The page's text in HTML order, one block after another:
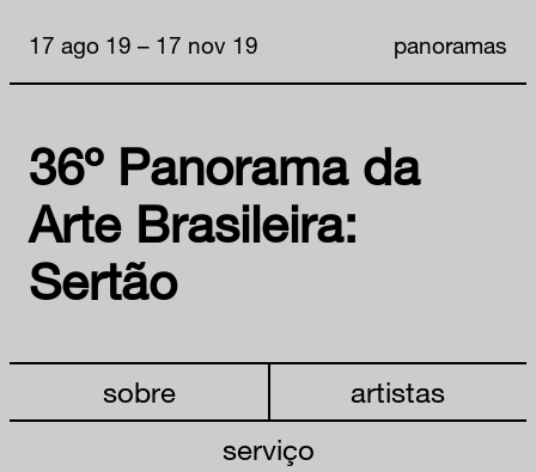
36º Panorama da
Arte Brasileira:
Sertão
17 ago 19 – 17 nov 19 panoramas
sobre
artistas
serviço